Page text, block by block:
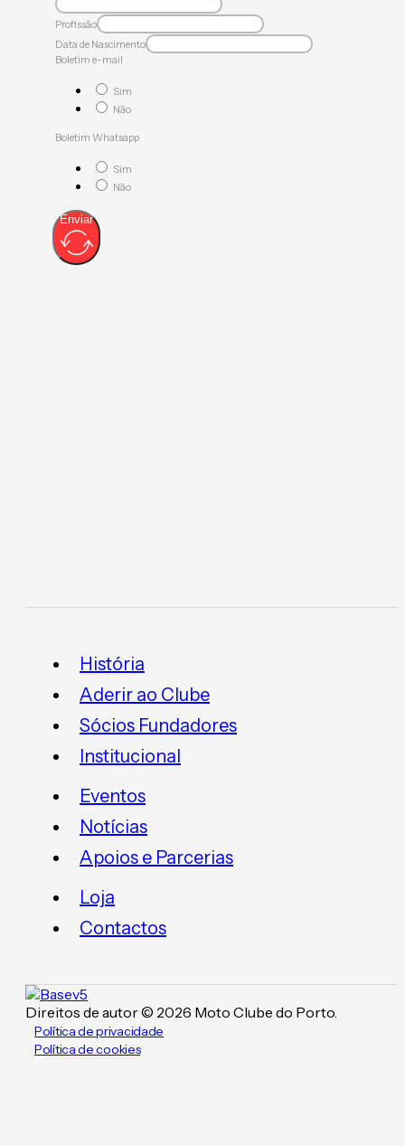
Profissão
Data de Nascimento
Boletim e-mail
Sim
Não
Boletim Whatsapp
Sim
Não
Enviar
História
Aderir ao Clube
Sócios Fundadores
Institucional
Eventos
Notícias
Apoios e Parcerias
Loja
Contactos
Direitos de autor © 2026 Moto Clube do Porto.
Política de privacidade
Política de cookies